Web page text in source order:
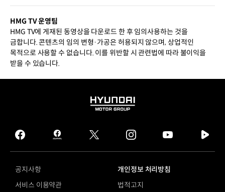
HMG TV 운영팀
HMG TV에 게재된 동영상을 다운로드 한 후 임의사용하는 것을
금합니다. 콘텐츠의 임의 변형·가공은 허용되지 않으며, 상업적인
목적으로 사용할 수 없습니다. 이를 위반할 시 관련법에 따라 불이익을
받을 수 있습니다.
HYUNDAI
GROUP
facebook
hmg
journal
twitter instagram
tv
공지사항
개인정보 처리방침
서비스 이용약관
법적고지